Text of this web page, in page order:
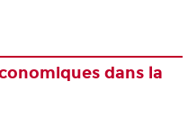
dans la